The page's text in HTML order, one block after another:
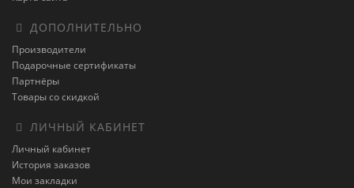
ДОПОЛНИТЕЛЬНО
Производители
Подарочные сертификаты
Партнёры
Товары со скидкой
ЛИЧНЫЙ КАБИНЕТ
Личный кабинет
История заказов
Мои закладки